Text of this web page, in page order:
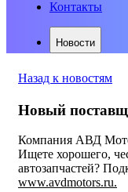
Контакты
Новости
Назад к новостям
Новый
Компания АВД
Ищете хорошего,
автозапчастей?
www.avdmotors.ru.